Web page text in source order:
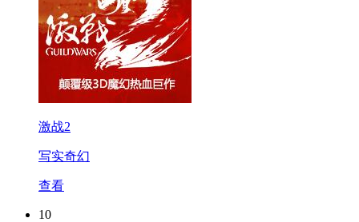
激战2
写实奇幻
查看
10